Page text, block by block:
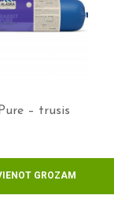
– trusis
GROZAM